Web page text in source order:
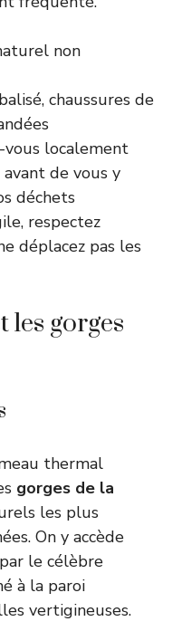
non
chaussures de
vous localement
de vous y
déchets
respectez
déplacez pas les
les gorges
thermal
gorges de la
les plus
On y accède
le célèbre
à la paroi
vertigineuses.